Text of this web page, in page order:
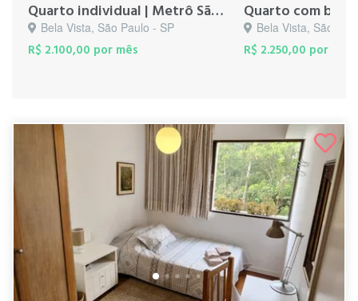
Quarto individual | Metrô São Joaquim
Bela Vista, São Paulo - SP
R$ 2.100,00 por mês
Bela Vista, São
R$ 2.250,00 por mês